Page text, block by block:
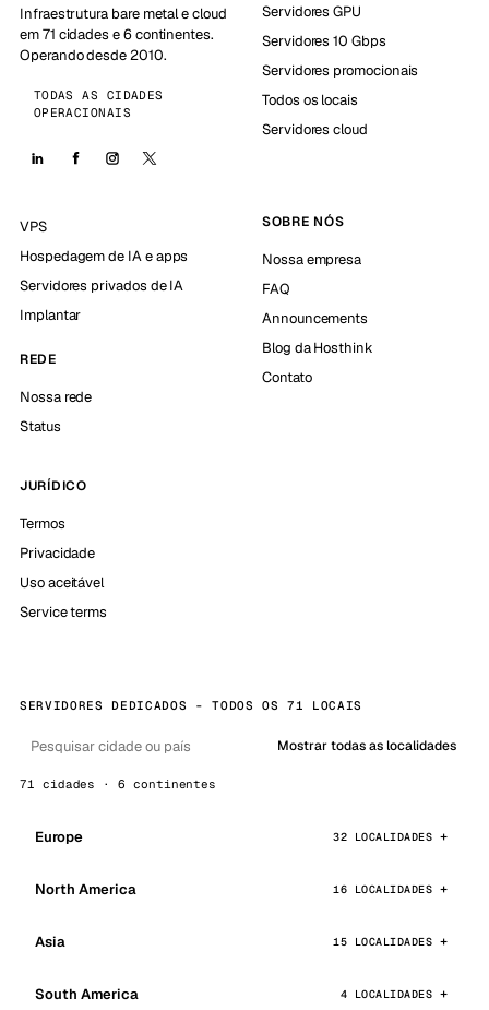
Infraestrutura bare metal e cloud
em 71 cidades e 6 continentes.
Operando desde 2010.
TODAS AS CIDADES
OPERACIONAIS
Servidores GPU
Servidores 10 Gbps
Servidores promocionais
Todos os locais
Servidores cloud
VPS
Hospedagem de IA e apps
Servidores privados de IA
Implantar
REDE
Nossa rede
Status
SOBRE NÓS
Nossa empresa
FAQ
Announcements
Blog da Hosthink
Contato
JURÍDICO
Termos
Privacidade
Uso aceitável
Service terms
SERVIDORES DEDICADOS - TODOS OS 71 LOCAIS
Mostrar todas as localidades
71 cidades · 6 continentes
Europe 32 LOCALIDADES
North America 16 LOCALIDADES
Asia 15 LOCALIDADES
South America 4 LOCALIDADES